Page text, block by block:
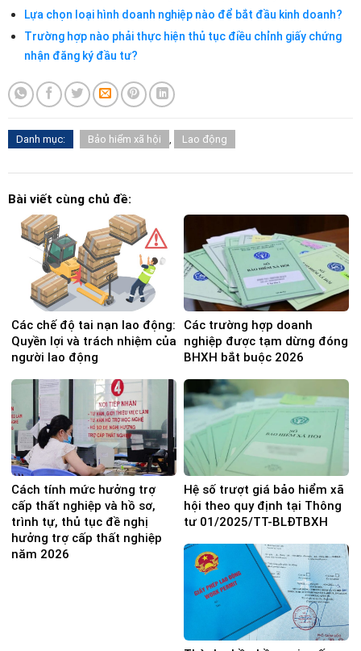
Lựa chọn loại hình doanh nghiệp nào để bắt đầu kinh doanh?
Trường hợp nào phải thực hiện thủ tục điều chỉnh giấy chứng
nhận đăng ký đầu tư?
Danh mục: Bảo hiểm xã hội Lao động
Bài viết cùng chủ đề:
Các chế độ tai nạn lao động:
Quyền lợi và trách nhiệm của
người lao động
Các trường hợp doanh
nghiệp được tạm dừng đóng
BHXH bắt buộc 2026
Cách tính mức hưởng trợ
cấp thất nghiệp và hồ sơ,
trình tự, thủ tục đề nghị
hưởng trợ cấp thất nghiệp
năm 2026
Hệ số trượt giá bảo hiểm xã
hội theo quy định tại Thông
tư 01/2025/TT-BLĐTBXH